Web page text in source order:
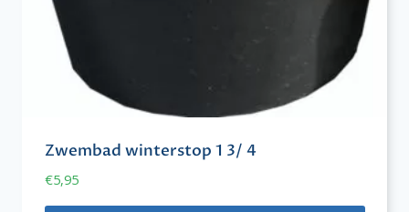
Zwembad winterstop 1 3/ 4
€5,95